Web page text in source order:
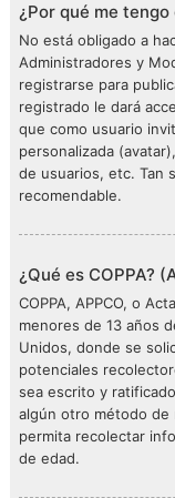
¿Por qué me
No está obligado a
Administradores y
registrarse para
registrado le dará
que como usuario
personalizada
de usuarios, etc. Tan
recomendable.
¿Qué es COPPA?
COPPA, APPCO, o
menores de 13 años
Unidos, donde se
potenciales
sea escrito y
algún otro método de
permita recolectar
de edad.